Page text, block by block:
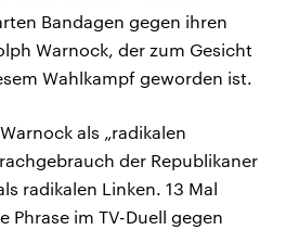
Bandagen gegen ihren
Warnock, der zum Gesicht
Wahlkampf geworden ist.
als „radikalen
der Republikaner
radikalen Linken. 13 Mal
Phrase im TV-Duell gegen